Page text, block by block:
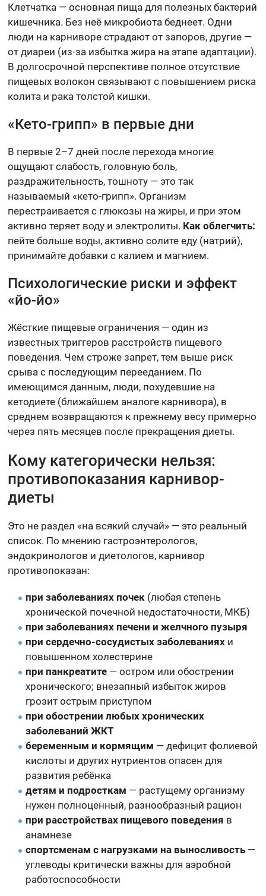
Клетчатка — основная пища для полезных бактерий
кишечника. Без неё микробиота беднеет. Одни
люди на карниворе страдают от запоров, другие —
от диареи (из-за избытка жира на этапе адаптации).
В долгосрочной перспективе полное отсутствие
пищевых волокон связывают с повышением риска
колита и рака толстой кишки.
«Кето-грипп» в первые дни
В первые 2–7 дней после перехода многие
ощущают слабость, головную боль,
раздражительность, тошноту — это так
называемый «кето-грипп». Организм
перестраивается с глюкозы на жиры, и при этом
активно теряет воду и электролиты. Как облегчить:
пейте больше воды, активно солите еду (натрий),
принимайте добавки с калием и магнием.
Психологические риски и эффект
«йо-йо»
Жёсткие пищевые ограничения — один из
известных триггеров расстройств пищевого
поведения. Чем строже запрет, тем выше риск
срыва с последующим перееданием. По
имеющимся данным, люди, похудевшие на
кетодиете (ближайшем аналоге карнивора), в
среднем возвращаются к прежнему весу примерно
через пять месяцев после прекращения диеты.
Кому категорически нельзя:
противопоказания карнивор-
диеты
Это не раздел «на всякий случай» — это реальный
список. По мнению гастроэнтерологов,
эндокринологов и диетологов, карнивор
противопоказан:
при заболеваниях почек (любая степень
хронической почечной недостаточности, МКБ)
при заболеваниях печени и желчного пузыря
при сердечно-сосудистых заболеваниях и
повышенном холестерине
при панкреатите — остром или обострении
хронического; внезапный избыток жиров
грозит острым приступом
при обострении любых хронических
заболеваний ЖКТ
беременным и кормящим — дефицит фолиевой
кислоты и других нутриентов опасен для
развития ребёнка
детям и подросткам — растущему организму
нужен полноценный, разнообразный рацион
при расстройствах пищевого поведения в
анамнезе
спортсменам с нагрузками на выносливость —
углеводы критически важны для аэробной
работоспособности